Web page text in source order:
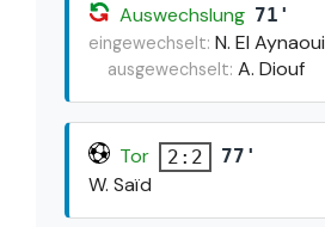
Auswechslung 71'
eingewechselt: N. El Aynaoui
ausgewechselt: A. Diouf
Tor 2:2 77'
W. Saïd